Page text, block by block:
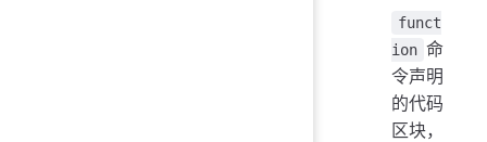
funct
ion 命
令声明
的代码
区块，